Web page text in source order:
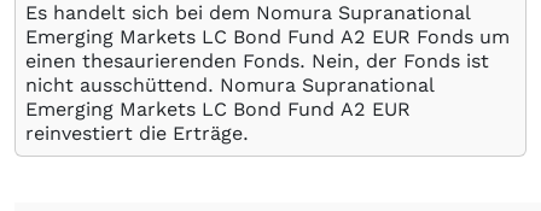
Es handelt sich bei dem Nomura Supranational
Emerging Markets LC Bond Fund A2 EUR Fonds um
einen thesaurierenden Fonds. Nein, der Fonds ist
nicht ausschüttend. Nomura Supranational
Emerging Markets LC Bond Fund A2 EUR
reinvestiert die Erträge.